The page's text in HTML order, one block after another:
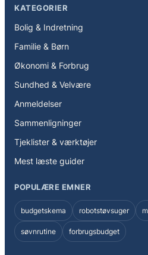
KATEGORIER
Bolig & Indretning
Familie & Børn
Økonomi & Forbrug
Sundhed & Velvære
Anmeldelser
Sammenligninger
Tjeklister & værktøjer
Mest læste guider
POPULÆRE EMNER
budgetskema robotstøvsuger
søvnrutine forbrugsbudget